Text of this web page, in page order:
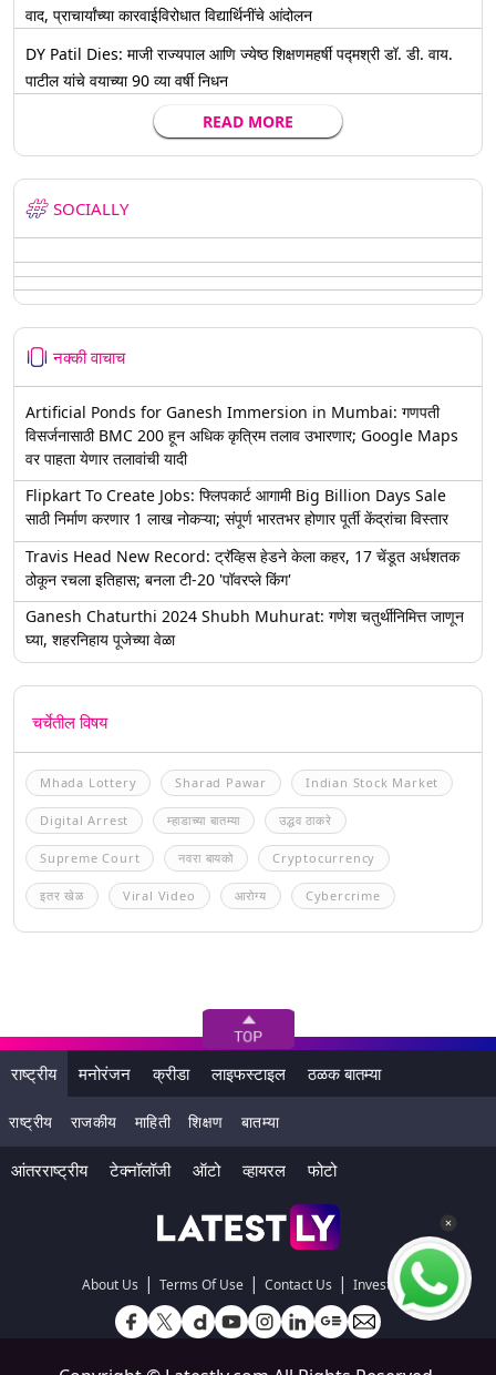
वाद, प्राचार्यांच्या कारवाईविरोधात विद्यार्थिनींचे आंदोलन
DY Patil Dies: माजी राज्यपाल आणि ज्येष्ठ शिक्षणमहर्षी पद्मश्री डॉ. डी. वाय.
पाटील यांचे वयाच्या 90 व्या वर्षी निधन
READ MORE
SOCIALLY
नक्की वाचाच
Artificial Ponds for Ganesh Immersion in Mumbai: गणपती
विसर्जनासाठी BMC 200 हून अधिक कृत्रिम तलाव उभारणार; Google Maps
वर पाहता येणार तलावांची यादी
Flipkart To Create Jobs: फ्लिपकार्ट आगामी Big Billion Days Sale
साठी निर्माण करणार 1 लाख नोकऱ्या; संपूर्ण भारतभर होणार पूर्ती केंद्रांचा विस्तार
Travis Head New Record: ट्रॅव्हिस हेडने केला कहर, 17 चेंडूत अर्धशतक
ठोकून रचला इतिहास; बनला टी-20 'पॉवरप्ले किंग'
Ganesh Chaturthi 2024 Shubh Muhurat: गणेश चतुर्थीनिमित्त जाणून
घ्या, शहरनिहाय पूजेच्या वेळा
चर्चेतील विषय
Mhada Lottery Sharad Pawar Indian Stock Market
Digital Arrest म्हाडाच्या बातम्या उद्धव ठाकरे
Supreme Court नवरा बायको Cryptocurrency
इतर खेळ Viral Video आरोग्य Cybercrime
राष्ट्रीय मनोरंजन क्रीडा लाइफस्टाइल ठळक बातम्या
राष्ट्रीय राजकीय माहिती शिक्षण बातम्या
आंतरराष्ट्रीय टेक्नॉलॉजी ऑटो व्हायरल फोटो
About Us | Terms Of Use | Contact Us | Investors